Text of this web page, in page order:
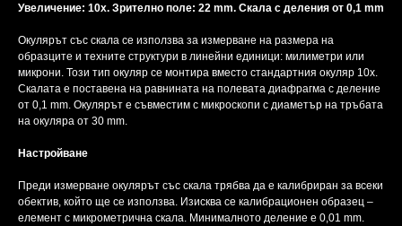
Увеличение: 10x. Зрително поле: 22 mm. Скала с деления от 0,1 mm
Окулярът със скала се използва за измерване на размера на
образците и техните структури в линейни единици: милиметри или
микрони. Този тип окуляр се монтира вместо стандартния окуляр 10x.
Скалата е поставена на равнината на полевата диафрагма с деление
от 0,1 mm. Окулярът е съвместим с микроскопи с диаметър на тръбата
на окуляра от 30 mm.
Настройване
Преди измерване окулярът със скала трябва да е калибриран за всеки
обектив, който ще се използва. Изисква се калибрационен образец –
елемент с микрометрична скала. Минималното деление е 0,01 mm.